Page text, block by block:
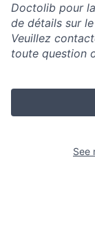
Doctolib pour
de détails sur
Veuillez
toute question
See